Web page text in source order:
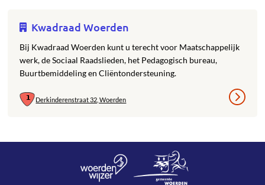
Kwadraad Woerden
Bij Kwadraad Woerden kunt u terecht voor Maatschappelijk
werk, de Sociaal Raadslieden, het Pedagogisch bureau,
Buurtbemiddeling en Cliëntondersteuning.
Derkinderenstraat 32, Woerden